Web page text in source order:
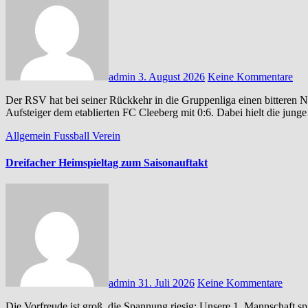
admin 3. August 2026 Keine Kommentare
Der RSV hat bei seiner Rückkehr in die Gruppenliga einen bitteren Nachmittag erlebt. Vor rund 120 Zuschauern unterlag der
Aufsteiger dem etablierten FC Cleeberg mit 0:6. Dabei hielt die
Allgemein Fussball Verein
Dreifacher Heimspieltag zum Saisonauftakt
admin 31. Juli 2026 Keine Kommentare